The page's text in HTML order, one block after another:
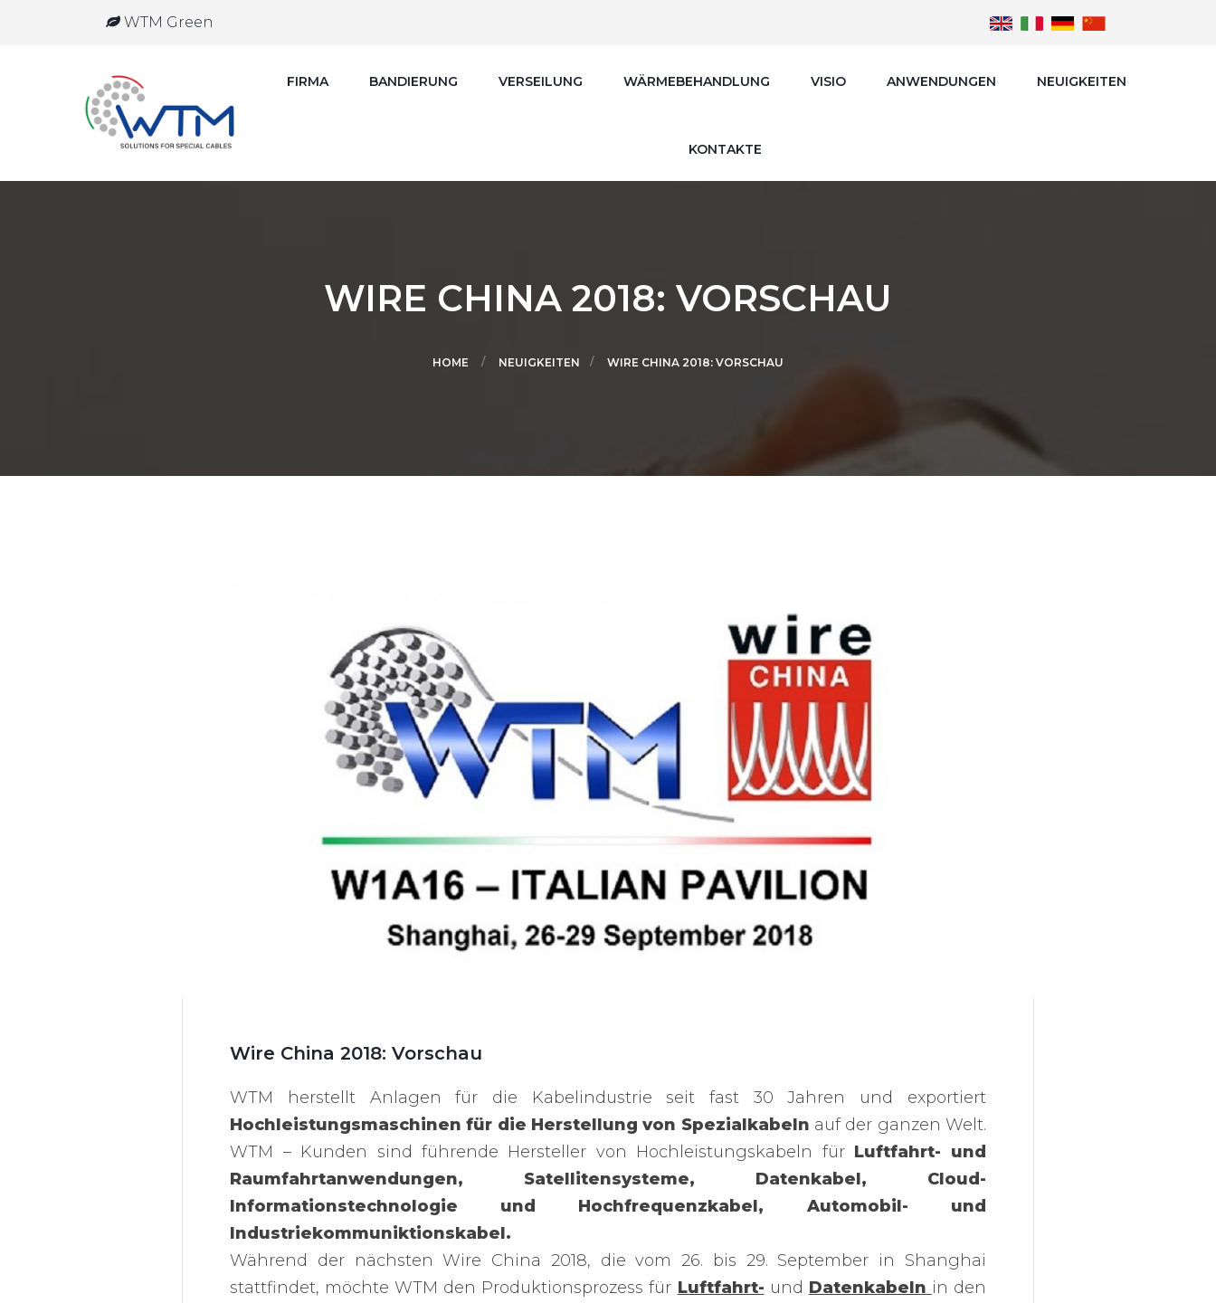
WTM Green
FIRMA BANDIERUNG VERSEILUNG WÄRMEBEHANDLUNG VISIO ANWENDUNGEN NEUIGKEITEN
KONTAKTE
WIRE CHINA 2018: VORSCHAU
HOME NEUIGKEITEN WIRE CHINA 2018: VORSCHAU
Wire China 2018: Vorschau
WTM herstellt Anlagen für die Kabelindustrie seit fast 30 Jahren und exportiert
Hochleistungsmaschinen für die Herstellung von Spezialkabeln auf der ganzen Welt.
WTM – Kunden sind führende Hersteller von Hochleistungskabeln für Luftfahrt- und
Raumfahrtanwendungen, Satellitensysteme, Datenkabel, Cloud-
Informationstechnologie und Hochfrequenzkabel, Automobil- und
Industriekommuniktionskabel.
Während der nächsten Wire China 2018, die vom 26. bis 29. September in Shanghai
stattfindet, möchte WTM den Produktionsprozess für Luftfahrt- und Datenkabeln in den